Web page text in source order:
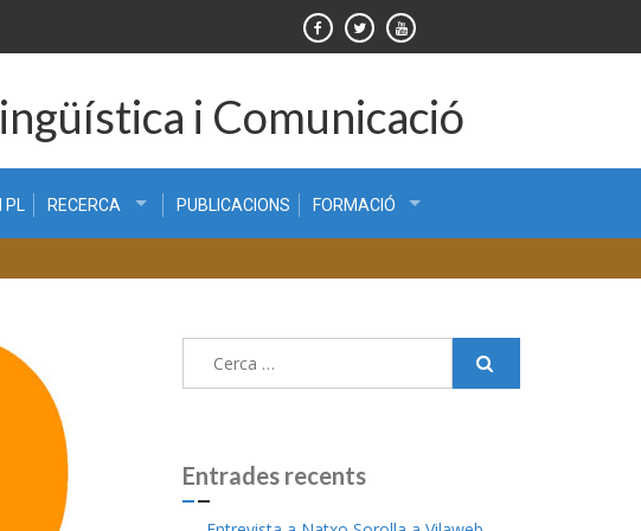
i Comunicació
RECERCA PUBLICACIONS FORMACIÓ
Entrades recents